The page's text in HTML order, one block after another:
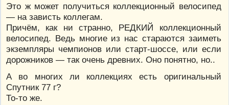
Это ж может получиться коллекционный велосипед
— на зависть коллегам.
Причём, как ни странно, РЕДКИЙ коллекционный
велосипед. Ведь многие из нас стараются заиметь
экземпляры чемпионов или старт-шоссе, или если
дорожников — так очень древних. Оно понятно, но..
А во многих ли коллекциях есть оригинальный
Спутник 77 г?
То-то же.